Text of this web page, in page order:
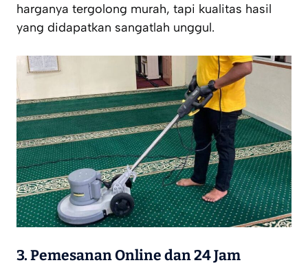
harganya tergolong murah, tapi kualitas hasil
yang didapatkan sangatlah unggul.
3. Pemesanan Online dan 24 Jam